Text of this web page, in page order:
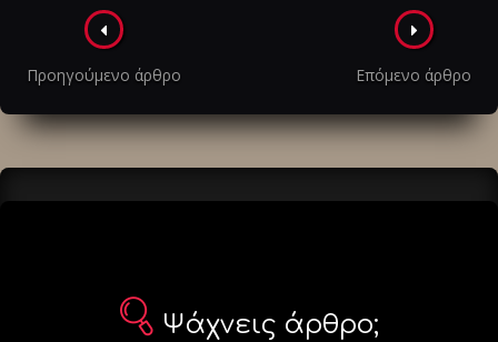
Πλοήγηση
στα
άρθρα
Προηγούμενο άρθρο Επόμενο άρθρο
Ψάχνεις άρθρο;